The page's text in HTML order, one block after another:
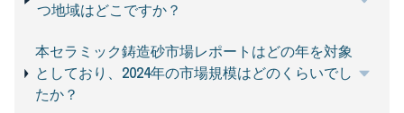
つ地域はどこですか？
本セラミック鋳造砂市場レポートはどの年を対象
としており、2024年の市場規模はどのくらいでし
たか？